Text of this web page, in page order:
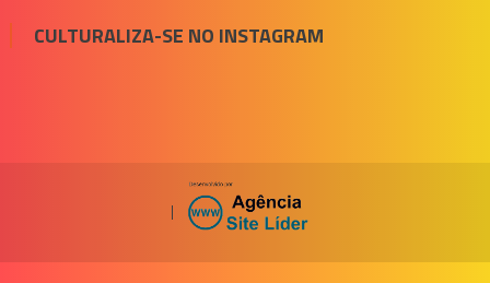
CULTURALIZA-SE NO INSTAGRAM
|